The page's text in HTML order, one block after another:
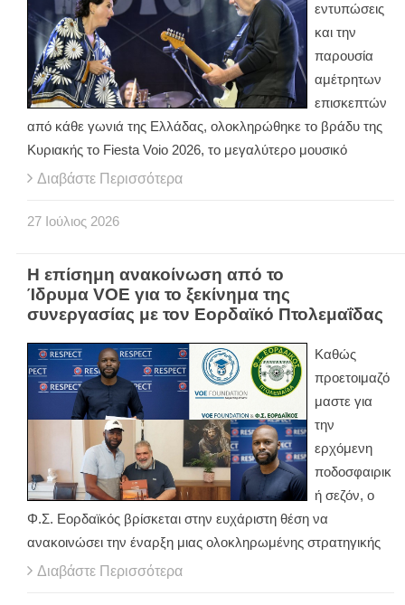
εντυπώσεις
και την
παρουσία
αμέτρητων
επισκεπτών
από κάθε γωνιά της Ελλάδας, ολοκληρώθηκε το βράδυ της
Κυριακής το Fiesta Voio 2026, το μεγαλύτερο μουσικό
Διαβάστε Περισσότερα
27 Ιούλιος 2026
Η επίσημη ανακοίνωση από το
Ίδρυμα VOE για το ξεκίνημα της
συνεργασίας με τον Εορδαϊκό Πτολεμαΐδας
Καθώς
προετοιμαζό
μαστε για
την
ερχόμενη
ποδοσφαιρικ
ή σεζόν, ο
Φ.Σ. Εορδαϊκός βρίσκεται στην ευχάριστη θέση να
ανακοινώσει την έναρξη μιας ολοκληρωμένης στρατηγικής
Διαβάστε Περισσότερα